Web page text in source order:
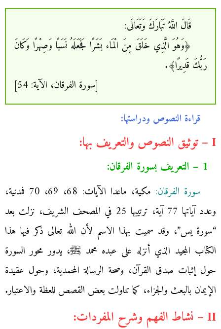
قَالَ اللَّهُ تَبَارَكَ وَتَعَالَى:
﴿وَهُوَ الَّذِي خَلَقَ مِنَ الْمَاء بَشَرًا فَجَعَلَهُ نَسَبًا وَصِهْرًا وَكَانَ
رَبُّكَ قَدِيرًا﴾.
[سورة الفرقان، الآية: 54]
قراءة النصوص ودراستها:
I – توثيق النصوص والتعريف بها:
1 – التعريف بسورة الفرقان:
سورة الفرقان:
مكية، ماعدا الآيات: 68، 69، 70 فمدنية،
وعدد آياتها 77 آية، ترتيبها 25 في المصحف الشريف، نزلت بعد
“سورة يس”، وقد سميت بهذا الاسم ‏‏لأن ‏الله ‏تعالى ‏ذكر ‏فيها ‏هذا
‏الكتاب ‏المجيد ‏الذي ‏أنزله ‏على ‏عبده ‏محمد ﷺ،‏ يدور محور السورة
حول إثبات صدق القرآن، وصحة الرسالة المحمدية، وحول عقيدة
الإيمان بالبعث والجزاء، كما تناولت بعض القصص للعظة والاعتبار.
II – نشاط الفهم وشرح المفردات: